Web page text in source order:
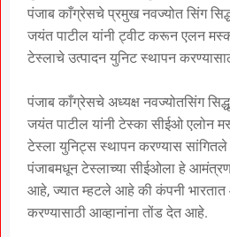
पंजाब काँग्रेसचे प्रमुख नवज्योत सिंग
जयंत पाटील यांनी ट्वीट करून एलन मस्क
टेस्लाचे उत्पादन युनिट स्थापन
पंजाब काँग्रेसचे अध्यक्ष नवज्योतसिंग
जयंत पाटील यांनी टेस्का सीईओ एलोन
टेस्ला युनिट्स स्थापन करण्यास
पंजाबमधून टेस्लाच्या सीईओला हे
आहे, ज्यात म्हटले आहे की कंपनी
करण्यासाठी आव्हानांना तोंड देत आहे.